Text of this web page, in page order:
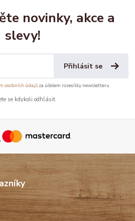
novinky, akce a
slevy!
Přihlásit se
osobních údajůza účelem rozesílky newsletteru.
se kdykoli odhlásit.